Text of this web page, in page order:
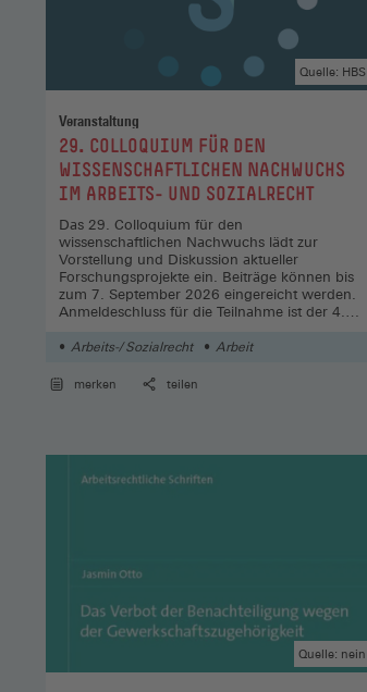
Veranstaltung
:29. COLLOQUIUM FÜR DEN
WISSENSCHAFTLICHEN NACHWUCHS
IM ARBEITS- UND SOZIALRECHT
Das 29. Colloquium für den
wissenschaftlichen Nachwuchs lädt zur
Vorstellung und Diskussion aktueller
Forschungsprojekte ein. Beiträge können bis
zum 7. September 2026 eingereicht werden.
Anmeldeschluss für die Teilnahme ist der 4.
Quelle: HBS
Arbeits-/ Sozialrecht Arbeit
merken teilen
Quelle: nein